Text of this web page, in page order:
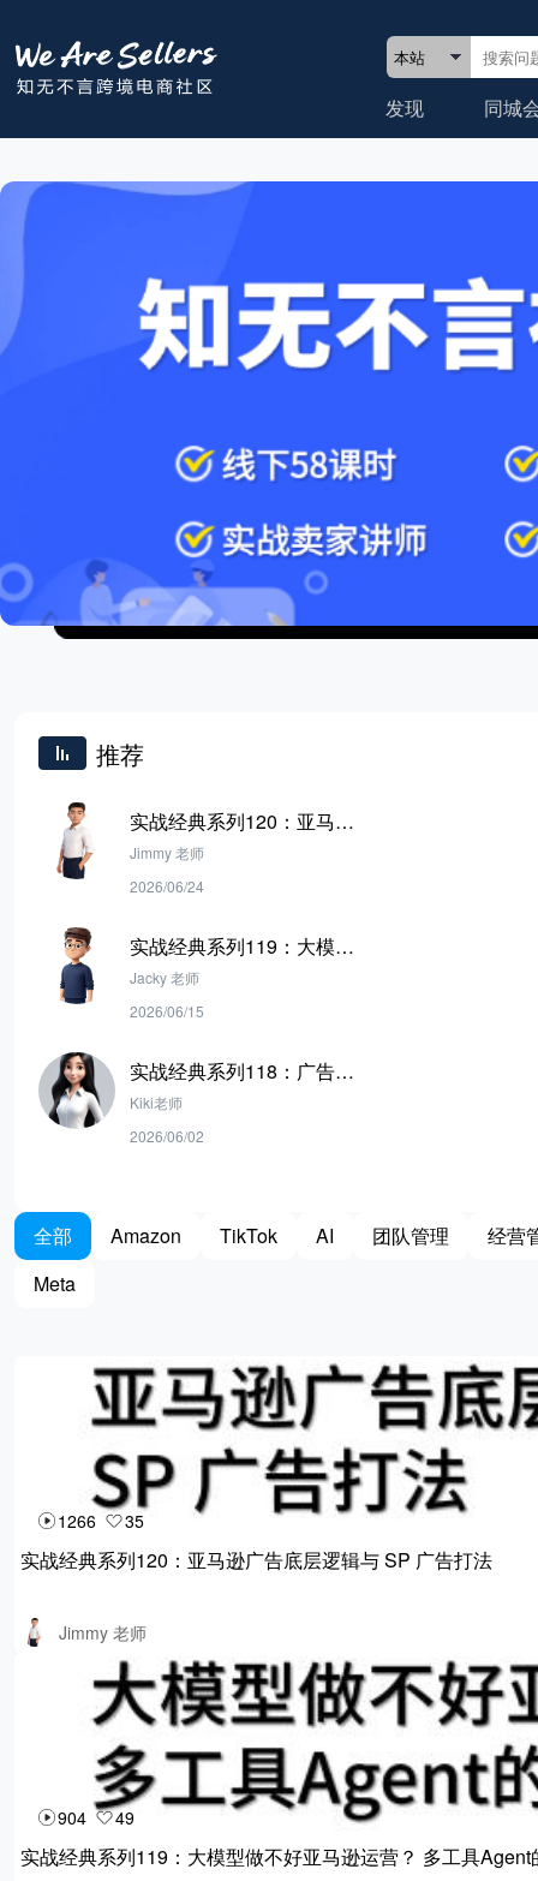
发现 同城
推荐
实战经典系列120：亚马逊
广告底层逻辑与 SP 广告打
法
Jimmy 老师
2026/06/24
实战经典系列119：大模型
做不好亚马逊运营？ 多工具
Agent的落地破局之路
Jacky 老师
2026/06/15
实战经典系列118：广告位
逻辑拆解：TOS/ROS/PP的
差异与新手溢价策略
Kiki老师
2026/06/02
全部 Amazon TikTok AI 团队管理
经营
Meta
1266 35
实战经典系列120：亚马逊广告底层逻辑与 SP 广告打法
Jimmy 老师
904 49
实战经典系列119：大模型做不好亚马逊运营？ 多工具